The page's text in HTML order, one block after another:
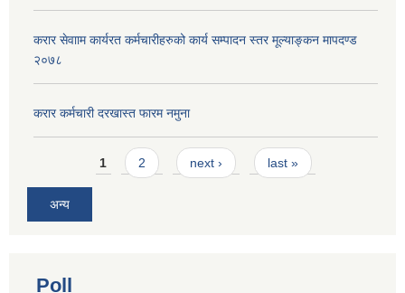
करार सेवााम कार्यरत कर्मचारीहरुको कार्य सम्पादन स्तर मूल्याङ्कन मापदण्ड
२०७८
करार कर्मचारी दरखास्त फारम नमुना
Pages1 2 next › last »
अन्य
Poll